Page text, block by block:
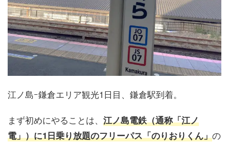
江ノ島ｰ鎌倉エリア観光1日目、鎌倉駅到着。
まず初めにやることは、 江ノ島電鉄（通称「江ノ
電」）に1日乗り放題のフリーパス「のりおりくん」の